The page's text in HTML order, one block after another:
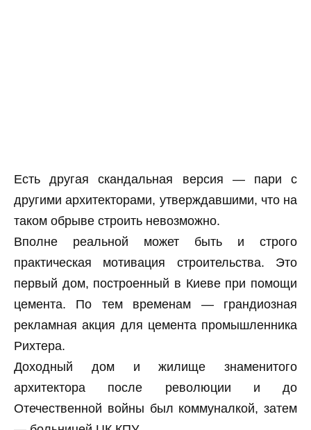
Есть другая скандальная версия — пари с
другими архитекторами, утверждавшими, что на
таком обрыве строить невозможно.
Вполне реальной может быть и строго
практическая мотивация строительства. Это
первый дом, построенный в Киеве при помощи
цемента. По тем временам — грандиозная
рекламная акция для цемента промышленника
Рихтера.
Доходный дом и жилище знаменитого
архитектора после революции и до
Отечественной войны был коммуналкой, затем